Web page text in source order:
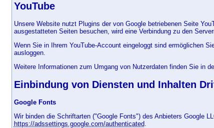
YouTube
Unsere Website nutzt Plugins der von Google betriebenen Seite
ausgestatteten Seiten besuchen, wird eine Verbindung zu den
Wenn Sie in Ihrem YouTube-Account eingeloggt sind ermöglichen
ausloggen.
Weitere Informationen zum Umgang von Nutzerdaten finden Sie in
Einbindung von Diensten und Inhalten
Google Fonts
Wir binden die Schriftarten ("Google Fonts") des Anbieters Google
https://adssettings.google.com/authenticated.